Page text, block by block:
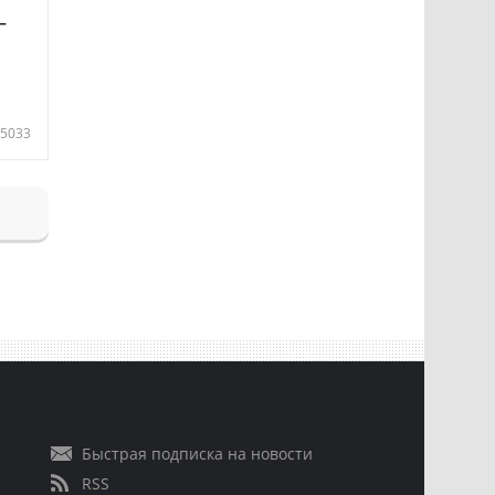
5033
Быстрая подписка на новости
RSS